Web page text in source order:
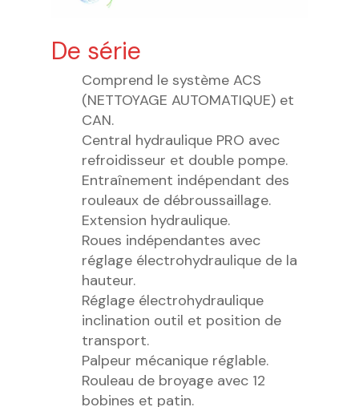
De série
Comprend le système ACS
(NETTOYAGE AUTOMATIQUE) et
CAN.
Central hydraulique PRO avec
refroidisseur et double pompe.
Entraînement indépendant des
rouleaux de débroussaillage.
Extension hydraulique.
Roues indépendantes avec
réglage électrohydraulique de la
hauteur.
Réglage électrohydraulique
inclination outil et position de
transport.
Palpeur mécanique réglable.
Rouleau de broyage avec 12
bobines et patin.